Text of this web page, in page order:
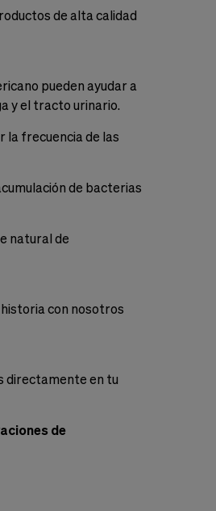
de alta calidad
pueden ayudar a
y el tracto urinario.
la frecuencia de las
de bacterias
natural de
con nosotros
directamente en tu
de